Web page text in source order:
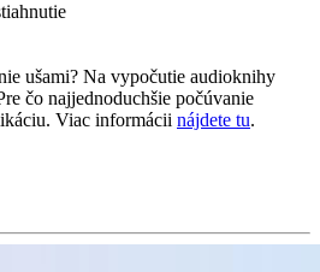
ušami? Na vypočutie audioknihy
čo najjednoduchšie počúvanie
Viac informácii nájdete tu.